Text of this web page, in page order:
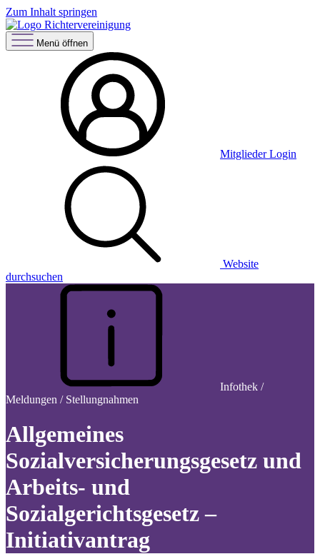
Zum Inhalt springen
Menü öffnen
Mitglieder Login
Website
durchsuchen
Infothek /
Meldungen / Stellungnahmen
Allgemeines
Sozialversicherungsgesetz und
Arbeits- und
Sozialgerichtsgesetz –
Initiativantrag